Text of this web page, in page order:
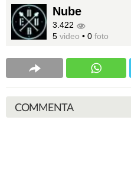
Nube
3.422
5 video • 0 foto
COMMENTA